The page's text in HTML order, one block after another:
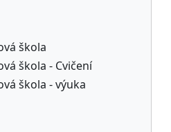
škola
škola - Cvičení
škola - výuka